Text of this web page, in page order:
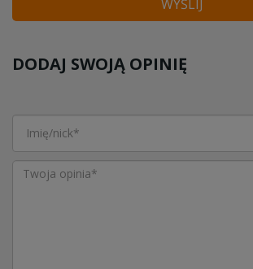
WYŚLIJ
DODAJ SWOJĄ OPINIĘ